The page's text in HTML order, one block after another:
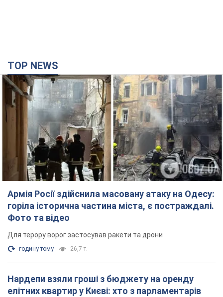
TOP NEWS
Армія Росії здійснила масовану атаку на Одесу:
горіла історична частина міста, є постраждалі.
Фото та відео
Для терору ворог застосував ракети та дрони
годину тому 26,7 т.
Нардепи взяли гроші з бюджету на оренду
елітних квартир у Києві: хто з парламентарів